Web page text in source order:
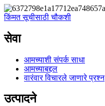
किंमत सूचीसाठी चौकशी
सेवा
आमच्याशी संपर्क साधा
आमच्याबद्दल
वारंवार विचारले जाणारे प्रश्न
उत्पादने